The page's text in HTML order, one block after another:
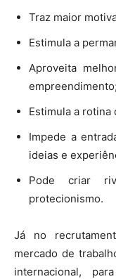
Traz maior
Estimula a
Aproveita
empreendimento;
Estimula a rotina
Impede a
ideias e
Pode criar
protecionismo.
Já no
mercado de
internacional,